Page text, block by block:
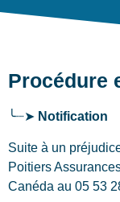
Procédure
╰┈➤ Notification
Suite à un
Poitiers
Canéda au 05 53